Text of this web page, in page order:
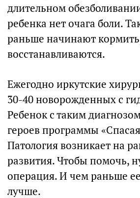
длительном
ребенка нет очага боли.
раньше начинают
восстанавливаются.
Ежегодно иркутские
30-40 новорожденных с
Ребенок с таким
героев программы
Патология возникает на
развития. Чтобы помочь,
операция. И чем раньше
лучше.